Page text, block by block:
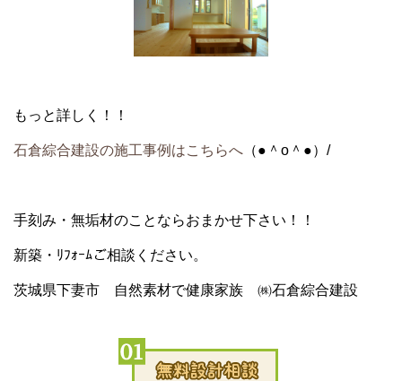
もっと詳しく！！
石倉綜合建設の施工事例はこちらへ （●＾o＾●）/
手刻み・無垢材のことならおまかせ下さい！！
新築・ﾘﾌｫｰﾑご相談ください。
茨城県下妻市 自然素材で健康家族 ㈱石倉綜合建設